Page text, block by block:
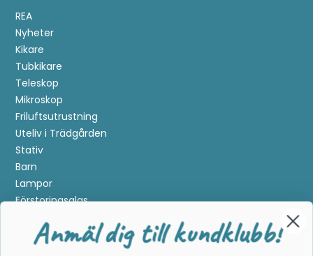
REA
Nyheter
Kikare
Tubkikare
Teleskop
Mikroskop
Friluftsutrustning
Uteliv i Trädgården
Stativ
Barn
Lampor
Förstoringsglas
Guider
Anmäl dig till kundklubb!